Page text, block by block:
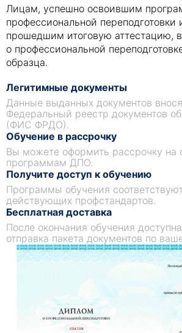
Лицам, успешно освоившим
профессиональной переподготовки
прошедшим итоговую аттестацию,
о профессиональной
образца.
Легитимные документы
Данные выданных документов
Федеральный реестр документов
(ФИС ФРДО).
Обучение в рассрочку
Вы можете оформить рассрочку на
программам ДПО.
Получите доступ к обучению
Программы обучения
действующих профстандартов.
Бесплатная доставка
После окончания обучения
отправка пакета документов по